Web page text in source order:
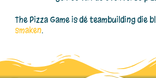
The Pizza Game is dé teambuilding die
smaken.